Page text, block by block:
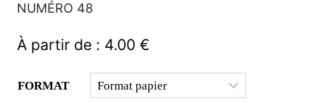
NUMÉRO 48
À partir de : 4.00 €
FORMAT